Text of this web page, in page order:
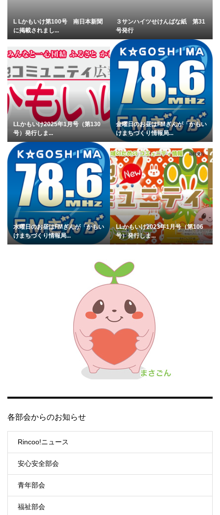
L Lかもいけ第100号 南日本新聞
に掲載されまし...
３サンハイツせけんばな紙 第31
号発行
LLかもいけ2025年1月号（第130
号）発行しま...
金曜日のお昼はFMぎんが「かもい
けまちづくり情報局...
水曜日のお昼はFMぎんが「かもい
けまちづくり情報局...
LLかもいけ2023年1月号（第106
号）発行しま...
各部会からのお知らせ
Rincoo!ニュース
安心安全部会
青年部会
福祉部会